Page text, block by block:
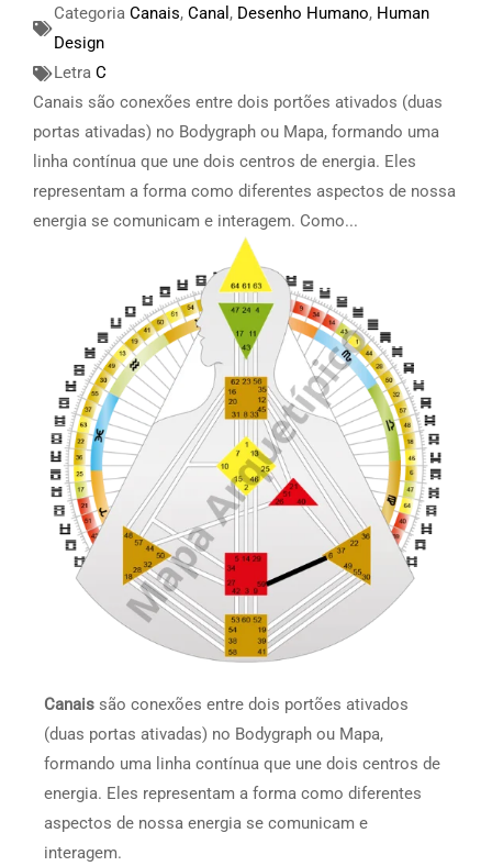
Categoria Canais, Canal , Desenho Humano, Human
Design
Letra C
Canais são conexões entre dois portões ativados (duas
portas ativadas) no Bodygraph ou Mapa, formando uma
linha contínua que une dois centros de energia. Eles
representam a forma como diferentes aspectos de nossa
energia se comunicam e interagem. Como...
Canais são conexões entre dois portões ativados
(duas portas ativadas) no Bodygraph ou Mapa,
formando uma linha contínua que une dois centros de
energia. Eles representam a forma como diferentes
aspectos de nossa energia se comunicam e
interagem.